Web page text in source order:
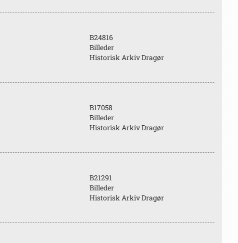
B24816
Billeder
Historisk Arkiv Dragør
B17058
Billeder
Historisk Arkiv Dragør
B21291
Billeder
Historisk Arkiv Dragør